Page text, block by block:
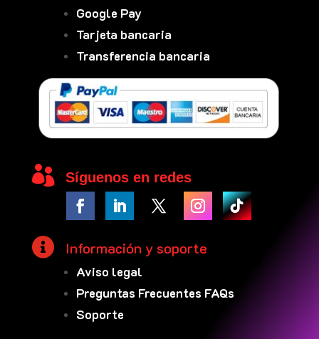
Google Pay
Tarjeta bancaria
Transferencia bancaria
 Síguenos en redes
 Información y soporte
Aviso legal
Preguntas Frecuentes FAQs
Soporte